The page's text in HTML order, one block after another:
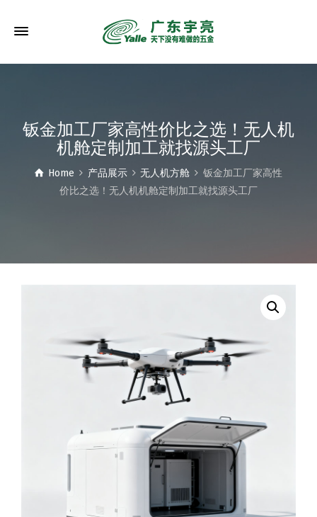
钣金加工厂家高性价比之选！无人机
机舱定制加工就找源头工厂
Home 产品展示 无人机方舱
钣金加工厂家高性
价比之选！无人机机舱定制加工就找源头工厂